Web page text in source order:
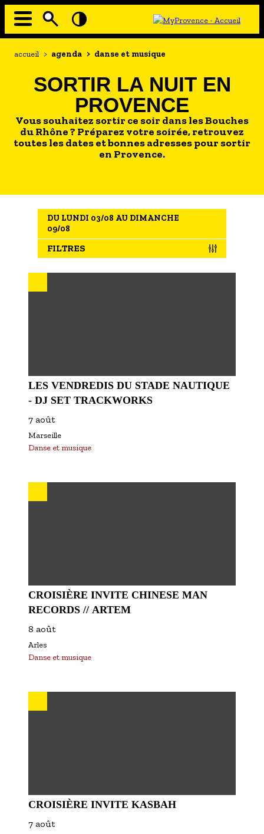
Aller
Navigation
EN MODE ECO
AU GRAND AIR
PASSEZ À TABLE
SOUS TOUTES LES COUTUMES
L'AGENDA
LES GUIDES TOURISTIQUES
LES OFFRES MYPROVENCE
Fil
accueil > agenda > danse et musique
SORTIR LA NUIT EN
PROVENCE
Vous souhaitez sortir ce soir dans les Bouches
du Rhône ? Préparez votre soirée, retrouvez
toutes les dates et bonnes adresses pour sortir
en Provence.
DU LUNDI 03/08 AU DIMANCHE
09/08
FILTRES
LES VENDREDIS DU STADE NAUTIQUE
- DJ SET TRACKWORKS
7 août
Marseille
Danse et musique
CROISIÈRE INVITE CHINESE MAN
RECORDS // ARTEM
8 août
Arles
Danse et musique
CROISIÈRE INVITE KASBAH
7 août